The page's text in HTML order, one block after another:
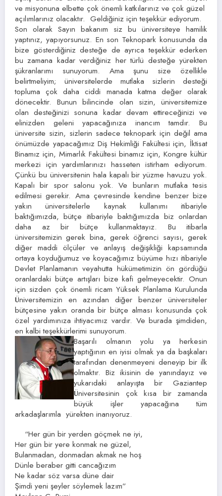
ve misyonuna elbette çok önemli katkılarınız ve çok güzel
açılımlarınız olacaktır. Geldiğiniz için teşekkür ediyorum.
Son olarak Sayın bakanım siz bu üniversiteye hamilik
yaptınız, yapıyorsunuz. En son Teknopark konusunda da
bize gösterdiğiniz desteğe de ayrıca teşekkür ederken
bu zamana kadar verdiğiniz her türlü desteğe yürekten
şükranlarımı sunuyorum. Ama şunu size özellikle
belirtmeliyim; üniversitelerde mutlaka sizlerin desteği
topluma çok daha ciddi manada katma değer olarak
dönecektir. Bunun bilincinde olan sizin, üniversitemize
olan desteğinizi sonuna kadar devam ettireceğinizi ve
elinizden geleni yapacağınıza inancım tamdır. Bu
üniversite sizin, sizlerin sadece teknopark için değil ama
önümüzde yapacağımız Diş Hekimliği Fakültesi için, İktisat
Binamız için, Mimarlık Fakültesi binamız için, Kongre kültür
merkezi için yardımlarınızı hasseten istirham ediyorum.
Çünkü bu üniversitenin hala kapalı bir yüzme havuzu yok.
Kapalı bir spor salonu yok. Ve bunların mutlaka tesis
edilmesi gerekir. Ama çevresinde kendine benzer bize
yakın üniversitelerle kaynak kullanımı itibariyle
baktığımızda, bütçe itibariyle baktığımızda biz onlardan
daha az bir bütçe kullanmaktayız. Bu itibarla
üniversitemizin gerek bina, gerek öğrenci sayısı, gerek
diğer maddi ölçüler ve anlayış değişikliği kapsamında
ortaya koyduğumuz ve koyacağımız büyüme hızı itibariyle
Devlet Planlamanın veyahutta hükümetimizin ön gördüğü
oranlardaki bütçe artışları bize kafi gelmeyecektir. Onun
için sizden çok önemli ricam Yüksek Planlama Kurulunda
Üniversitemizin en azından diğer benzer üniversiteler
bütçesine yakın oranda bir bütçe alması konusunda çok
özel yardımınıza ihtiyacımız vardır. Ve burada şimdiden,
en kalbi teşekkürlerimi sunuyorum.
Başarılı olmanın yolu ya herkesin
yaptığının en iyisi olmak ya da başkaları
tarafından denenmeyeni deneyip bir ilk
olmaktır. Biz ikisinin de yanındayız ve
yukarıdaki anlayışta bir Gaziantep
Üniversitesinin çok kısa bir zamanda
büyük işler yapacağına tüm
arkadaşlarımla yürekten inanıyoruz.
“Her gün bir yerden göçmek ne iyi,
Her gün bir yere konmak ne güzel,
Bulanmadan, donmadan akmak ne hoş
Dünle beraber gitti cancağızım
Ne kadar söz varsa düne dair
Şimdi yeni şeyler söylemek lazım”